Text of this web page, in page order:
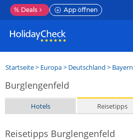
% Deals App öffnen
Startseite> Europa> Deutschland > Bayern
Burglengenfeld
Hotels Reisetipps
Reisetipps Burglengenfeld